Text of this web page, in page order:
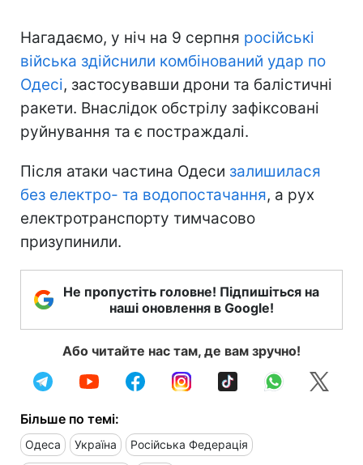
Нагадаємо, у ніч на 9 серпня російські
війська здійснили комбінований удар по
Одесі, застосувавши дрони та балістичні
ракети. Внаслідок обстрілу зафіксовані
руйнування та є постраждалі.
Після атаки частина Одеси залишилася
без електро- та водопостачання, а рух
електротранспорту тимчасово
призупинили.
Не пропустіть головне! Підпишіться на
наші оновлення в Google!
Або читайте нас там, де вам зручно!
Більше по темі:
Одеса Україна Російська Федерація